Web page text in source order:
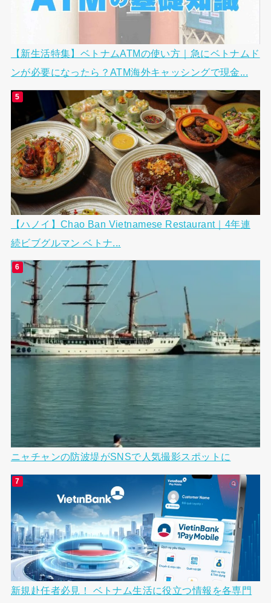
【新生活特集】ベトナムATMの使い方｜急にベトナムド
ンが必要になったら？ATM海外キャッシングで現金...
【ハノイ】Chao Ban Vietnamese Restaurant｜4年連
続ビブグルマン ベトナ...
ニャチャンの防波堤がSNSで人気撮影スポットに
新規赴任者必見！ ベトナム生活に役立つ情報を各専門